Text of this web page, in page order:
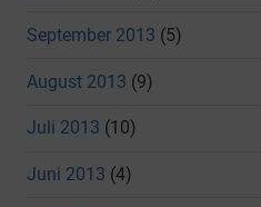
September 2013 (5)
August 2013 (9)
Juli 2013 (10)
Juni 2013 (4)